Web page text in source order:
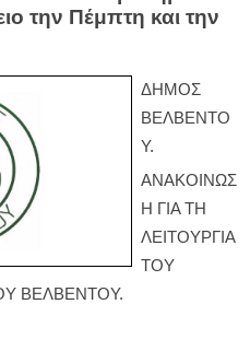
την Πέμπτη και την
ΔΗΜΟΣ
ΒΕΛΒΕΝΤΟ
Υ.
ΑΝΑΚΟΙΝΩΣ
Η ΓΙΑ ΤΗ
ΛΕΙΤΟΥΡΓΙΑ
ΤΟΥ
ΒΕΛΒΕΝΤΟΥ.